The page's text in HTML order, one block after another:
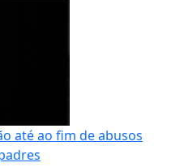
até ao fim de abusos